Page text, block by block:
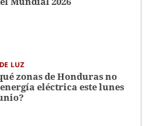
LUZ
zonas de Honduras no
eléctrica este lunes